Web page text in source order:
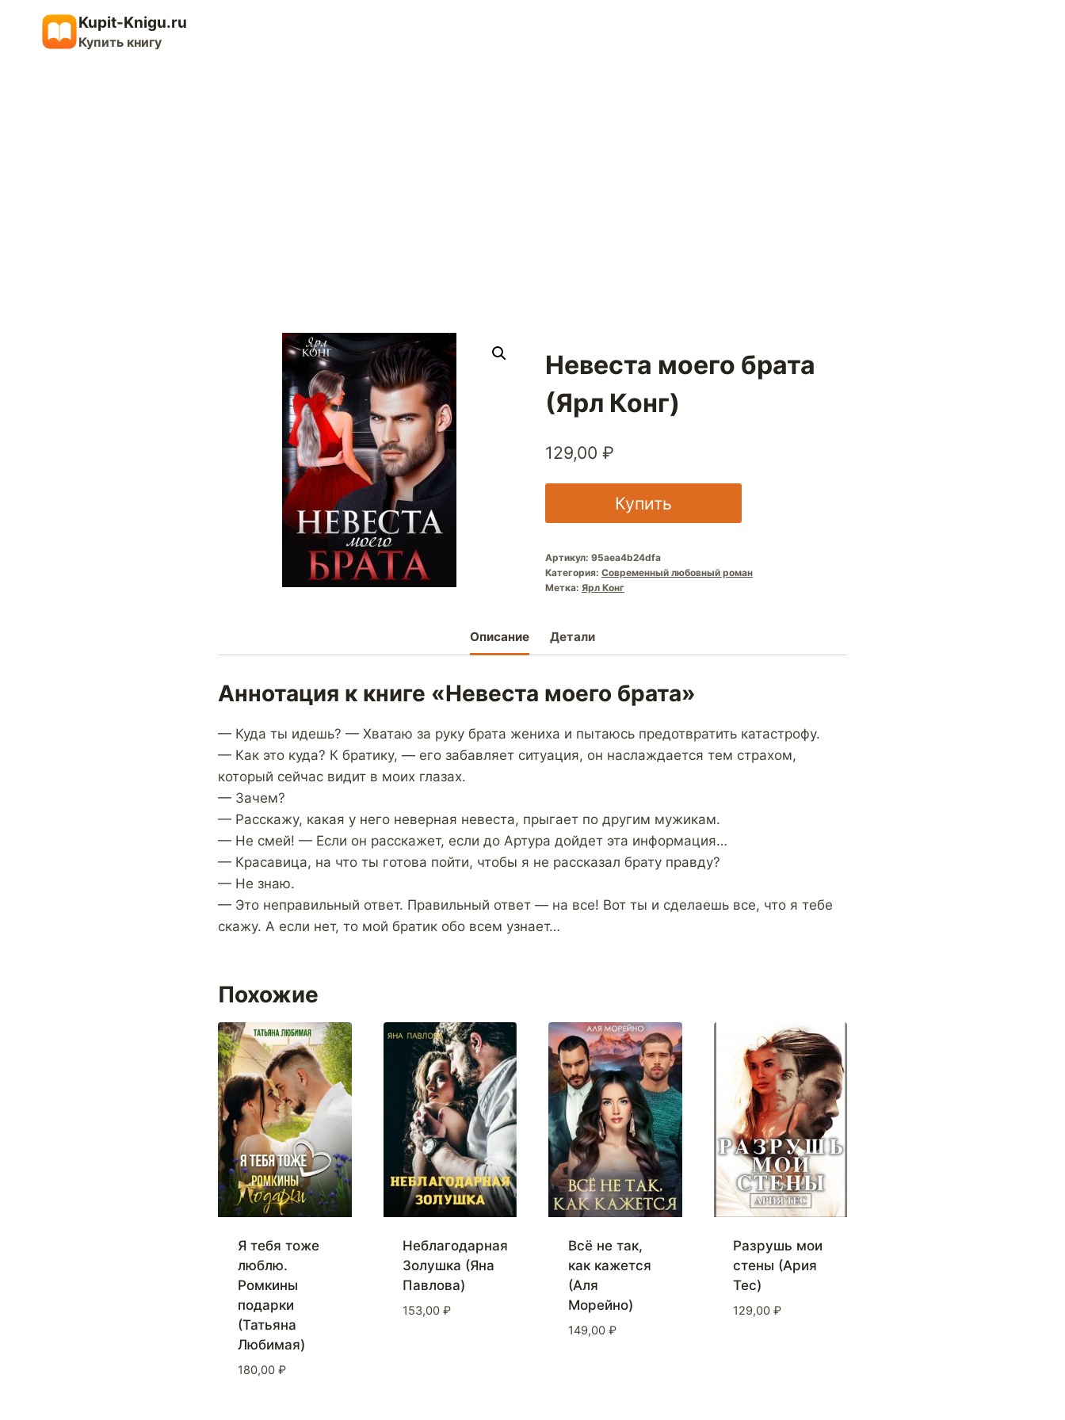
содержимому
Kupit-Knigu.ru
Купить книгу
Невеста моего брата
(Ярл Конг)
129,00 ₽
Купить
Артикул: 95aea4b24dfa
Категория: Современный любовный роман
Метка: Ярл Конг
Описание Детали
Аннотация к книге «Невеста моего брата»
— Куда ты идешь? — Хватаю за руку брата жениха и пытаюсь предотвратить катастрофу.
— Как это куда? К братику, — его забавляет ситуация, он наслаждается тем страхом,
который сейчас видит в моих глазах.
— Зачем?
— Расскажу, какая у него неверная невеста, прыгает по другим мужикам.
— Не смей! — Если он расскажет, если до Артура дойдет эта информация…
— Красавица, на что ты готова пойти, чтобы я не рассказал брату правду?
— Не знаю.
— Это неправильный ответ. Правильный ответ — на все! Вот ты и сделаешь все, что я тебе
скажу. А если нет, то мой братик обо всем узнает…
Похожие
Я тебя тоже
люблю.
Ромкины
подарки
(Татьяна
Любимая)
180,00 ₽
Неблагодарная
Золушка (Яна
Павлова)
153,00 ₽
Всё не так,
как кажется
(Аля
Морейно)
149,00 ₽
Разрушь мои
стены (Ария
Тес)
129,00 ₽